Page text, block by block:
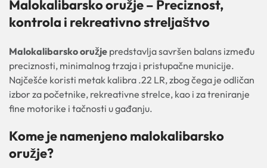
Malokalibarsko oružje – Preciznost,
kontrola i rekreativno streljaštvo
Malokalibarsko oružje predstavlja savršen balans između
preciznosti, minimalnog trzaja i pristupačne municije.
Najčešće koristi metak kalibra .22 LR, zbog čega je odličan
izbor za početnike, rekreativne strelce, kao i za treniranje
fine motorike i tačnosti u gađanju.
Kome je namenjeno malokalibarsko
oružje?